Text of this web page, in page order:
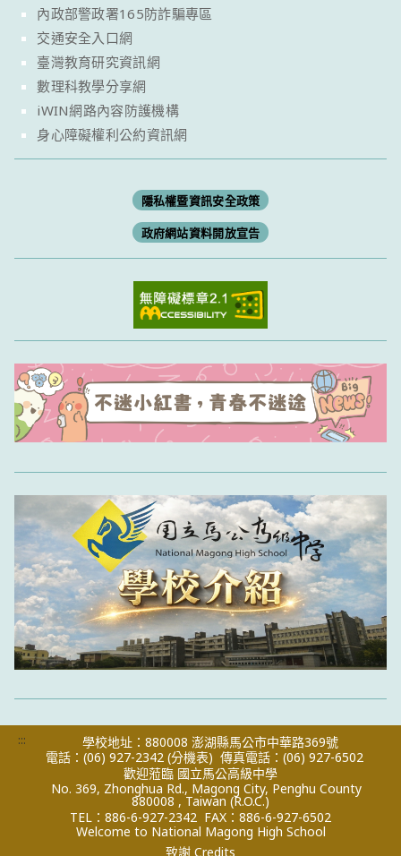
內政部警政署165防詐騙專區
交通安全入口網
臺灣教育研究資訊網
數理科教學分享網
iWIN網路內容防護機構
身心障礙權利公約資訊網
隱私權暨資訊安全政策
政府網站資料開放宣告
:::
學校地址：880008 澎湖縣馬公市中華路369號
電話：(06) 927-2342 (分機表) 傳真電話：(06) 927-6502
歡迎蒞臨 國立馬公高級中學
No. 369, Zhonghua Rd., Magong City, Penghu County
880008 , Taiwan (R.O.C.)
TEL：886-6-927-2342 FAX：886-6-927-6502
Welcome to National Magong High School
致謝 Credits